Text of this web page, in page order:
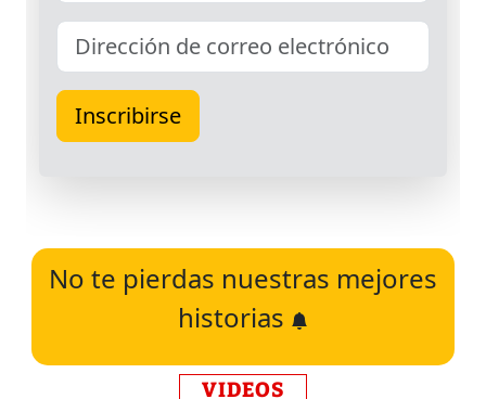
No te pierdas nuestras mejores
historias
VIDEOS